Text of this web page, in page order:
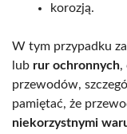
korozją.
W tym przypadku
lub rur ochronnych,
przewodów,
pamiętać, że
niekorzystnymi